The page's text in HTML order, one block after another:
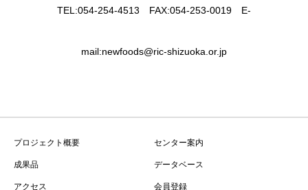
TEL:054-254-4513 FAX:054-253-0019 E-
mail:newfoods@ric-shizuoka.or.jp
プロジェクト概要 センター案内
成果品 データベース
アクセス 会員登録